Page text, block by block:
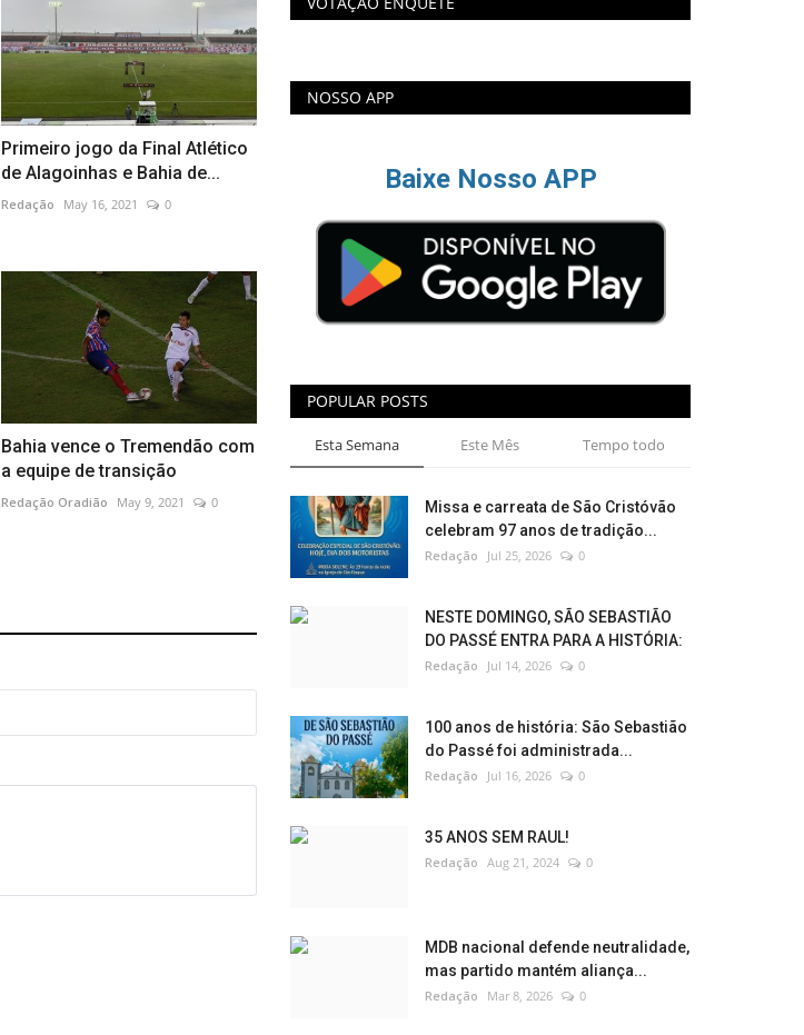
Primeiro jogo da Final Atlético
de Alagoinhas e Bahia de...
Redação May 16, 2021 0
Bahia vence o Tremendão com
a equipe de transição
Redação Oradião May 9, 2021 0
NOSSO APP
Baixe Nosso APP
POPULAR POSTS
Esta Semana Este Mês Tempo todo
Missa e carreata de São Cristóvão
celebram 97 anos de tradição...
Redação Jul 25, 2026 0
NESTE DOMINGO, SÃO SEBASTIÃO
DO PASSÉ ENTRA PARA A HISTÓRIA:
Redação Jul 14, 2026 0
100 anos de história: São Sebastião
do Passé foi administrada...
Redação Jul 16, 2026 0
35 ANOS SEM RAUL!
Redação Aug 21, 2024 0
MDB nacional defende neutralidade,
mas partido mantém aliança...
Redação Mar 8, 2026 0